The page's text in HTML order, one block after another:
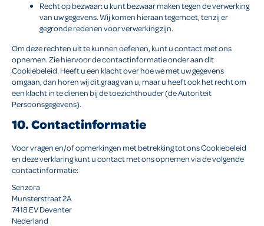
Recht op bezwaar: u kunt bezwaar maken tegen de verwerking
van uw gegevens. Wij komen hieraan tegemoet, tenzij er
gegronde redenen voor verwerking zijn.
Om deze rechten uit te kunnen oefenen, kunt u contact met ons
opnemen. Zie hiervoor de contactinformatie onder aan dit
Cookiebeleid. Heeft u een klacht over hoe we met uw gegevens
omgaan, dan horen wij dit graag van u, maar u heeft ook het recht om
een klacht in te dienen bij de toezichthouder (de Autoriteit
Persoonsgegevens).
10. Contactinformatie
Voor vragen en/of opmerkingen met betrekking tot ons Cookiebeleid
en deze verklaring kunt u contact met ons opnemen via de volgende
contactinformatie:
Senzora
Munsterstraat 2A
7418 EV Deventer
Nederland